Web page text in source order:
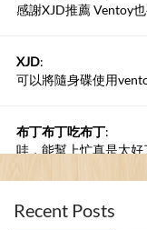
感謝XJD推薦 Ventoy
XJD:
可以將隨身碟使用
布丁布丁吃布丁:
哇，能幫上忙真是太好
Anonymous
過了將近十年，此篇文
Recent Posts